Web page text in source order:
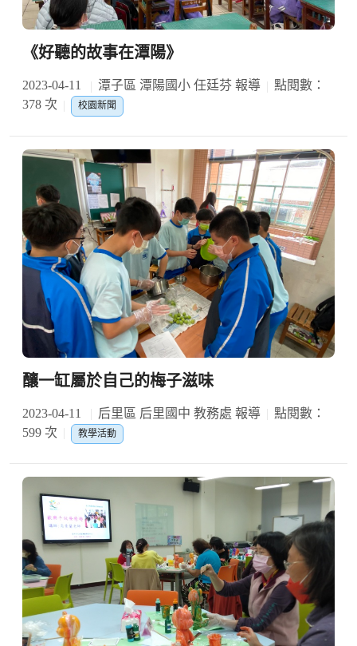
《好聽的故事在潭陽》
2023-04-11 潭子區 潭陽國小 任廷芬 報導
點閱數：
378 次
校園新聞
釀一缸屬於自己的梅子滋味
2023-04-11 后里區 后里國中 教務處 報導
點閱數：
599 次
教學活動